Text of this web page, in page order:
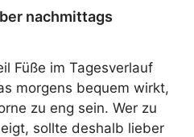
nachmittags
Füße im Tagesverlauf
morgens bequem wirkt,
zu eng sein. Wer zu
sollte deshalb lieber